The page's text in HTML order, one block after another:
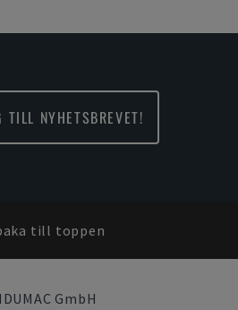
TILL NYHETSBREVET!
till toppen
GmbH